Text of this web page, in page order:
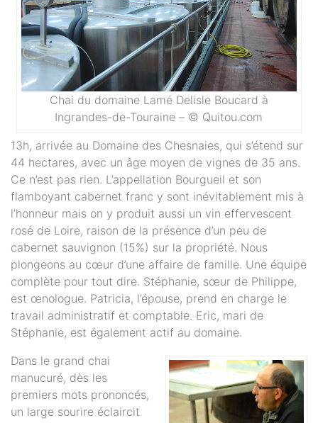
Chai du domaine Lamé Delisle Boucard à
Ingrandes-de-Touraine – © Quitou.com
13h, arrivée au Domaine des Chesnaies, qui s’étend sur
44 hectares, avec un âge moyen de vignes de 35 ans.
Ce n’est pas rien. L’appellation Bourgueil et son
flamboyant cabernet franc y sont inévitablement mis à
l’honneur mais on y produit aussi un vin effervescent
rosé de Loire, raison de la présence d’un peu de
cabernet sauvignon (15%) sur la propriété. Nous
plongeons au cœur d’une affaire de famille. Une équipe
complète pour tout dire. Stéphanie, sœur de Philippe,
est œnologue. Patricia, l’épouse, prend en charge le
travail administratif et comptable. Eric, mari de
Stéphanie, est également actif au domaine.
Dans le grand chai
manucuré, dès les
premiers mots prononcés,
un large sourire éclaircit